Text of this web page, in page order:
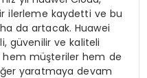
ilerleme kaydetti ve bu
da artacak. Huawei
güvenilir ve kaliteli
müşteriler hem de
yaratmaya devam